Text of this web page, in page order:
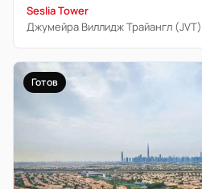
Seslia Tower
Джумейра Виллидж Трайангл (JVT)
Готов